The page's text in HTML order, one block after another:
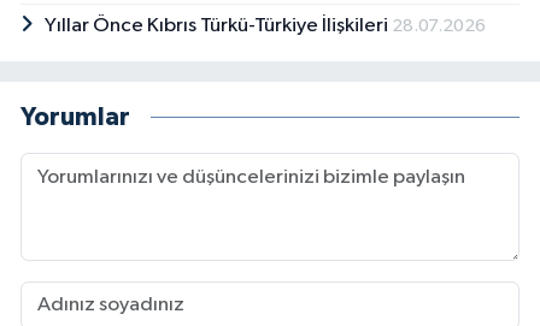
Yıllar Önce Kıbrıs Türkü-Türkiye İlişkileri 28.07.2026
Yorumlar